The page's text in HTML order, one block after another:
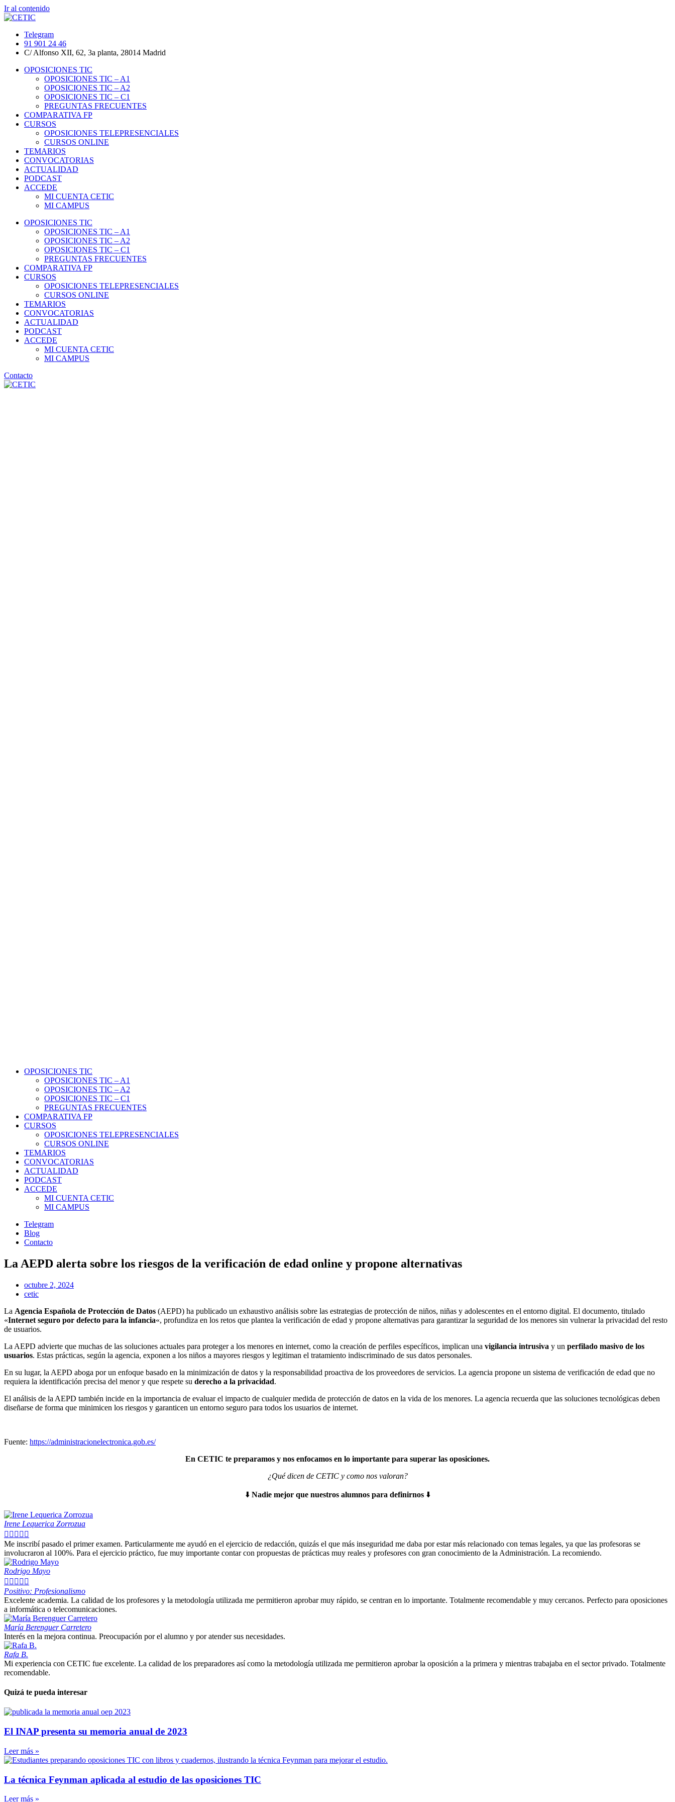
Ir al contenido
Telegram
91 901 24 46
C/ Alfonso XII, 62, 3a planta, 28014 Madrid
OPOSICIONES TIC
OPOSICIONES TIC – A1
OPOSICIONES TIC – A2
OPOSICIONES TIC – C1
PREGUNTAS FRECUENTES
COMPARATIVA FP
CURSOS
OPOSICIONES TELEPRESENCIALES
CURSOS ONLINE
TEMARIOS
CONVOCATORIAS
ACTUALIDAD
PODCAST
ACCEDE
MI CUENTA CETIC
MI CAMPUS
OPOSICIONES TIC
OPOSICIONES TIC – A1
OPOSICIONES TIC – A2
OPOSICIONES TIC – C1
PREGUNTAS FRECUENTES
COMPARATIVA FP
CURSOS
OPOSICIONES TELEPRESENCIALES
CURSOS ONLINE
TEMARIOS
CONVOCATORIAS
ACTUALIDAD
PODCAST
ACCEDE
MI CUENTA CETIC
MI CAMPUS
Contacto
OPOSICIONES TIC
OPOSICIONES TIC – A1
OPOSICIONES TIC – A2
OPOSICIONES TIC – C1
PREGUNTAS FRECUENTES
COMPARATIVA FP
CURSOS
OPOSICIONES TELEPRESENCIALES
CURSOS ONLINE
TEMARIOS
CONVOCATORIAS
ACTUALIDAD
PODCAST
ACCEDE
MI CUENTA CETIC
MI CAMPUS
Telegram
Blog
Contacto
La AEPD alerta sobre los riesgos de la verificación de edad online y propone alternativas
octubre 2, 2024
cetic
La Agencia Española de Protección de Datos (AEPD) ha publicado un exhaustivo análisis sobre las estrategias de protección de niños, niñas y adolescentes en el entorno digital. El documento, titulado
«Internet seguro por defecto para la infancia«, profundiza en los retos que plantea la verificación de edad y propone alternativas para garantizar la seguridad de los menores sin vulnerar la privacidad del resto
de usuarios.
La AEPD advierte que muchas de las soluciones actuales para proteger a los menores en internet, como la creación de perfiles específicos, implican una vigilancia intrusiva y un perfilado masivo de los
usuarios. Estas prácticas, según la agencia, exponen a los niños a mayores riesgos y legitiman el tratamiento indiscriminado de sus datos personales.
En su lugar, la AEPD aboga por un enfoque basado en la minimización de datos y la responsabilidad proactiva de los proveedores de servicios. La agencia propone un sistema de verificación de edad que no
requiera la identificación precisa del menor y que respete su derecho a la privacidad.
El análisis de la AEPD también incide en la importancia de evaluar el impacto de cualquier medida de protección de datos en la vida de los menores. La agencia recuerda que las soluciones tecnológicas deben
diseñarse de forma que minimicen los riesgos y garanticen un entorno seguro para todos los usuarios de internet.
Fuente: https://administracionelectronica.gob.es/
En CETIC te preparamos y nos enfocamos en lo importante para superar las oposiciones.
¿Qué dicen de CETIC y como nos valoran?
⬇️ Nadie mejor que nuestros alumnos para definirnos ⬇️
Irene Lequerica Zorrozua
    
Me inscribí pasado el primer examen. Particularmente me ayudó en el ejercicio de redacción, quizás el que más inseguridad me daba por estar más relacionado con temas legales, ya que las profesoras se
involucraron al 100%. Para el ejercicio práctico, fue muy importante contar con propuestas de prácticas muy reales y profesores con gran conocimiento de la Administración. La recomiendo.
Rodrigo Mayo
    
Positivo: Profesionalismo
Excelente academia. La calidad de los profesores y la metodología utilizada me permitieron aprobar muy rápido, se centran en lo importante. Totalmente recomendable y muy cercanos. Perfecto para oposiciones
a informática o telecomunicaciones.
María Berenguer Carretero
Interés en la mejora continua. Preocupación por el alumno y por atender sus necesidades.
Rafa B.
Mi experiencia con CETIC fue excelente. La calidad de los preparadores así como la metodología utilizada me permitieron aprobar la oposición a la primera y mientras trabajaba en el sector privado. Totalmente
recomendable.
Quizá te pueda interesar
El INAP presenta su memoria anual de 2023
Leer más »
La técnica Feynman aplicada al estudio de las oposiciones TIC
Leer más »